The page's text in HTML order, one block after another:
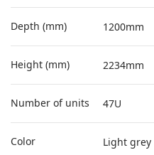
Depth (mm) 1200mm
Height (mm) 2234mm
Number of units 47U
Color Light grey